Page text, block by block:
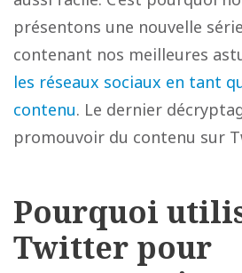
présentons une nouvelle
contenant nos meilleures
les réseaux sociaux en tant
contenu. Le dernier
promouvoir du contenu sur
Pourquoi
Twitter pour